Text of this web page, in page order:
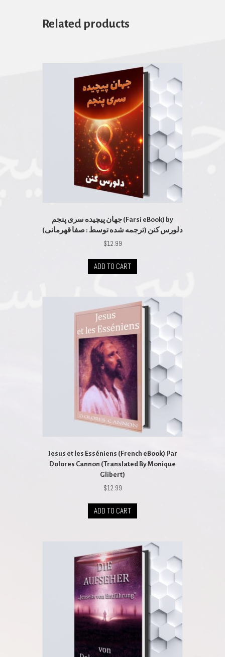
Related products
جهان پیچیده سری پنجم (Farsi eBook) by
(دلورس کنن (ترجمه شده توسط : صفا قهرمانی
$12.99
ADD TO CART
Jesus et les Esséniens (French eBook) Par
Dolores Cannon (Translated By Monique
Glibert)
$12.99
ADD TO CART